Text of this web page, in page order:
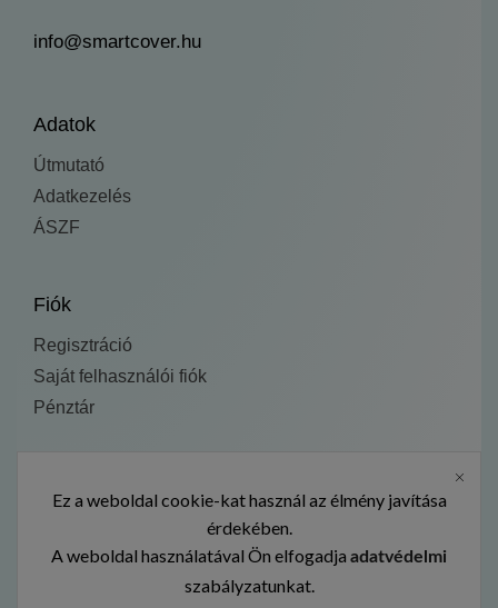
Ez a weboldal cookie-kat használ az élmény javítása
érdekében.
A weboldal használatával Ön elfogadja adatvédelmi
szabályzatunkat.
info@smartcover.hu
Adatok
Útmutató
Adatkezelés
ÁSZF
Fiók
Regisztráció
Saját felhasználói fiók
Pénztár
Termékek